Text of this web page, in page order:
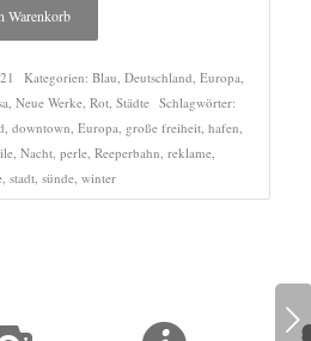
Warenkorb
Kategorien: Blau Deutschland Europa
Neue Werke, Rot, Städte Schlagwörter:
downtown Europa große freiheit, hafen
, Nacht, perle, Reeperbahn reklame,
, stadt, sünde, winter
Weiter